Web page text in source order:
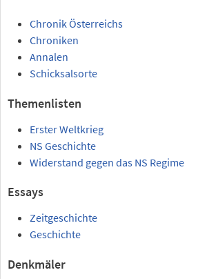
Chronik Österreichs
Chroniken
Annalen
Schicksalsorte
Themenlisten
Erster Weltkrieg
NS Geschichte
Widerstand gegen das NS Regime
Essays
Zeitgeschichte
Geschichte
Denkmäler